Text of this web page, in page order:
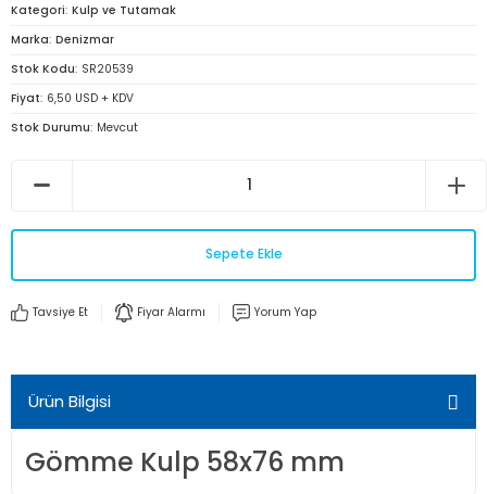
Kategori Kulp ve Tutamak
Marka Denizmar
Stok Kodu SR20539
Fiyat 6,50 USD + KDV
Stok Durumu Mevcut
Sepete Ekle
Tavsiye Et Fiyar Alarmı Yorum Yap
Ürün Bilgisi
Gömme Kulp 58x76 mm